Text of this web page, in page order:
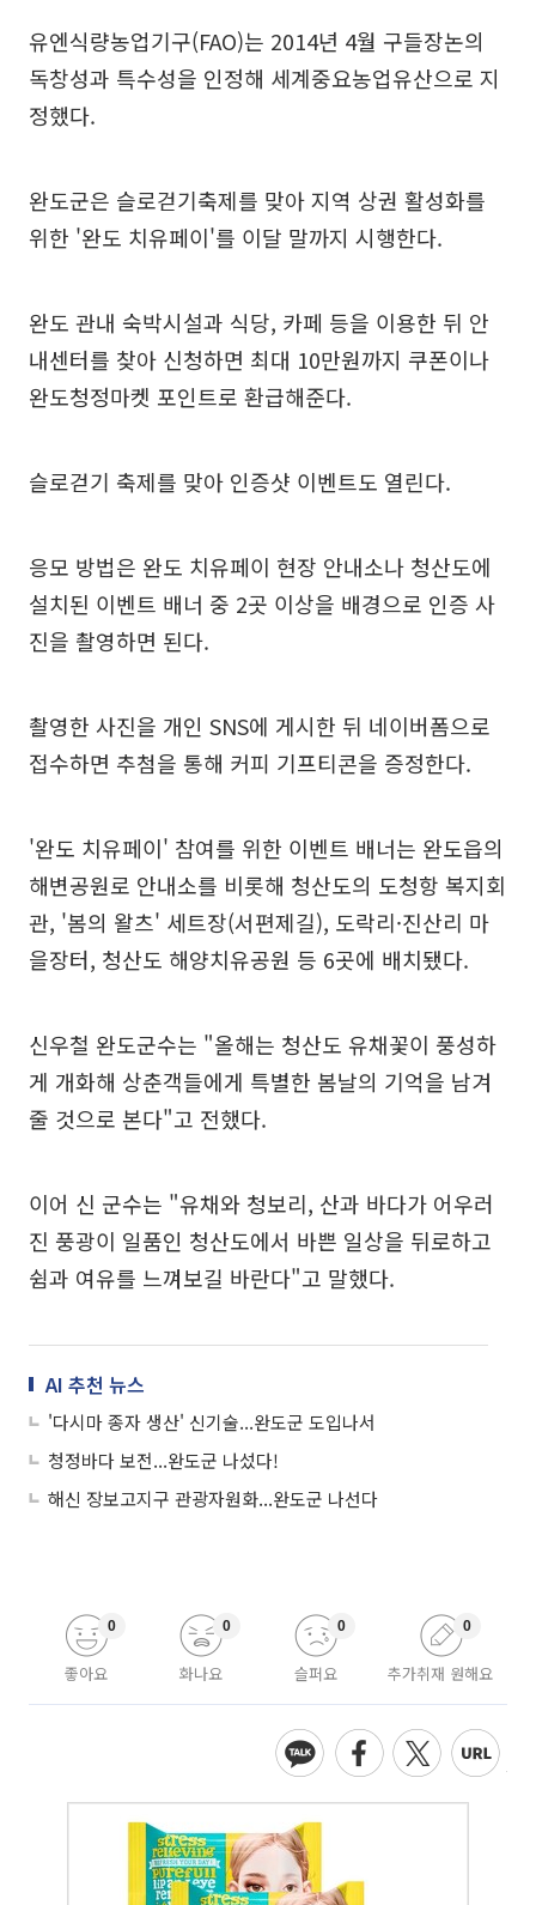
유엔식량농업기구(FAO)는 2014년 4월 구들장논의
독창성과 특수성을 인정해 세계중요농업유산으로 지
정했다.
완도군은 슬로걷기축제를 맞아 지역 상권 활성화를
위한 '완도 치유페이'를 이달 말까지 시행한다.
완도 관내 숙박시설과 식당, 카페 등을 이용한 뒤 안
내센터를 찾아 신청하면 최대 10만원까지 쿠폰이나
완도청정마켓 포인트로 환급해준다.
슬로걷기 축제를 맞아 인증샷 이벤트도 열린다.
응모 방법은 완도 치유페이 현장 안내소나 청산도에
설치된 이벤트 배너 중 2곳 이상을 배경으로 인증 사
진을 촬영하면 된다.
촬영한 사진을 개인 SNS에 게시한 뒤 네이버폼으로
접수하면 추첨을 통해 커피 기프티콘을 증정한다.
'완도 치유페이' 참여를 위한 이벤트 배너는 완도읍의
해변공원로 안내소를 비롯해 청산도의 도청항 복지회
관, '봄의 왈츠' 세트장(서편제길), 도락리·진산리 마
을장터, 청산도 해양치유공원 등 6곳에 배치됐다.
신우철 완도군수는 "올해는 청산도 유채꽃이 풍성하
게 개화해 상춘객들에게 특별한 봄날의 기억을 남겨
줄 것으로 본다"고 전했다.
이어 신 군수는 "유채와 청보리, 산과 바다가 어우러
진 풍광이 일품인 청산도에서 바쁜 일상을 뒤로하고
쉼과 여유를 느껴보길 바란다"고 말했다.
AI 추천 뉴스
'다시마 종자 생산' 신기술...완도군 도입나서
청정바다 보전...완도군 나섰다!
해신 장보고지구 관광자원화...완도군 나선다
좋아요
0
화나요
0
슬퍼요
0
추가취재 원해요
0